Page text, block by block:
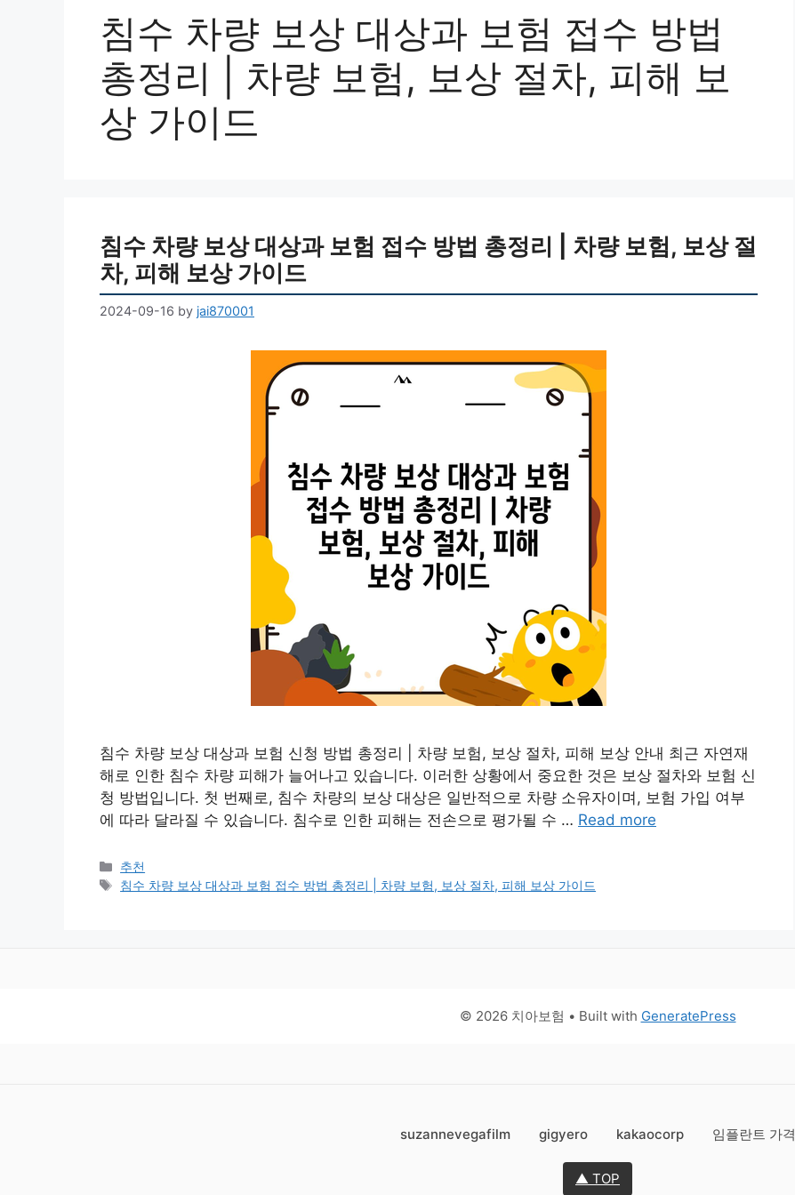
침수 차량 보상 대상과 보험 접수 방법
총정리 | 차량 보험, 보상 절차, 피해 보
상 가이드
침수 차량 보상 대상과 보험 접수 방법 총정리 | 차량 보험, 보상 절
차, 피해 보상 가이드
2024-09-16 by jai870001
침수 차량 보상 대상과 보험 신청 방법 총정리 | 차량 보험, 보상 절차, 피해 보상 안내 최근 자연재
해로 인한 침수 차량 피해가 늘어나고 있습니다. 이러한 상황에서 중요한 것은 보상 절차와 보험 신
청 방법입니다. 첫 번째로, 침수 차량의 보상 대상은 일반적으로 차량 소유자이며, 보험 가입 여부
에 따라 달라질 수 있습니다. 침수로 인한 피해는 전손으로 평가될 수 … Read more
Categories
추천
Tags
침수 차량 보상 대상과 보험 접수 방법 총정리 | 차량 보험, 보상 절차, 피해 보상 가이드
© 2026 치아보험 • Built with GeneratePress
suzannevegafilm gigyero kakaocorp 임플란트 가격
▲ TOP